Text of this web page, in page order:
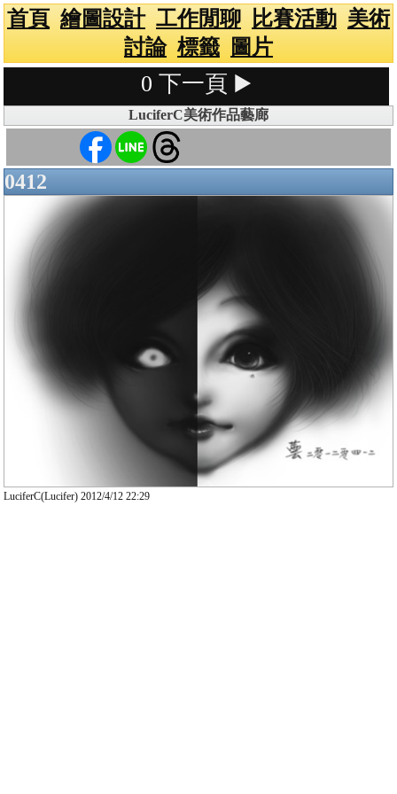
首頁 繪圖設計 工作閒聊 比賽活動 美術
討論 標籤 圖片
0 下一頁 ▶️
LuciferC美術作品藝廊
0412
LuciferC(Lucifer) 2012/4/12 22:29